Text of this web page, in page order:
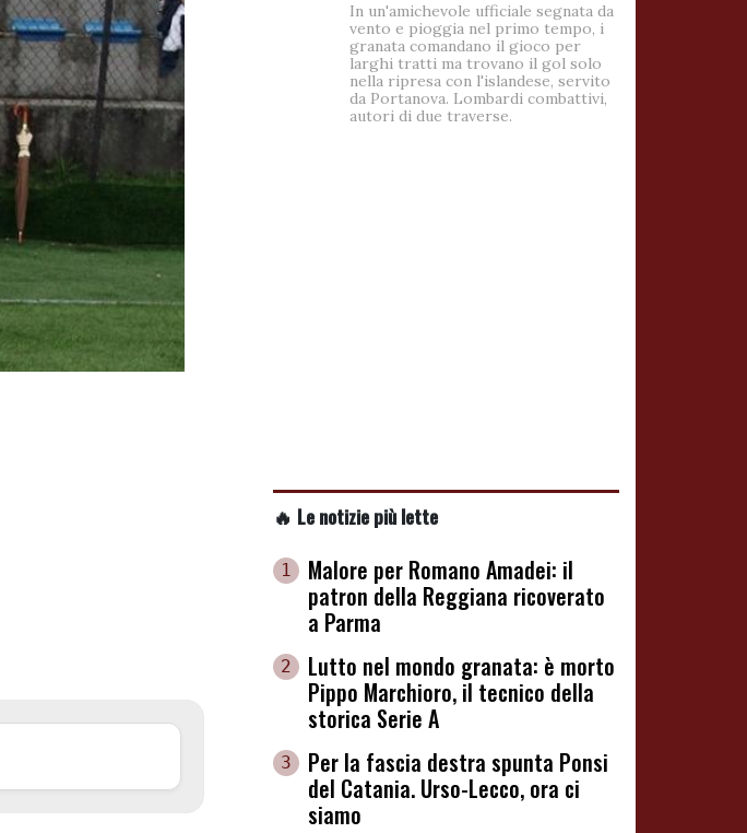
In un'amichevole ufficiale segnata da
vento e pioggia nel primo tempo, i
granata comandano il gioco per
larghi tratti ma trovano il gol solo
nella ripresa con l'islandese, servito
da Portanova. Lombardi combattivi,
autori di due traverse.
🔥 Le notizie più lette
1
Malore per Romano Amadei: il
patron della Reggiana ricoverato
a Parma
2
Lutto nel mondo granata: è morto
Pippo Marchioro, il tecnico della
storica Serie A
3
Per la fascia destra spunta Ponsi
del Catania. Urso-Lecco, ora ci
siamo